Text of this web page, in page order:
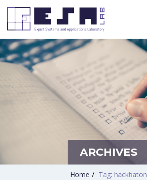
ARCHIVES
Home / Tag: hackhaton